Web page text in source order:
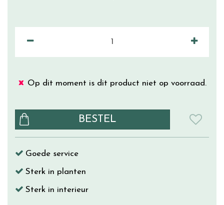
Op dit moment is dit product niet op voorraad.
Goede service
Sterk in planten
Sterk in interieur